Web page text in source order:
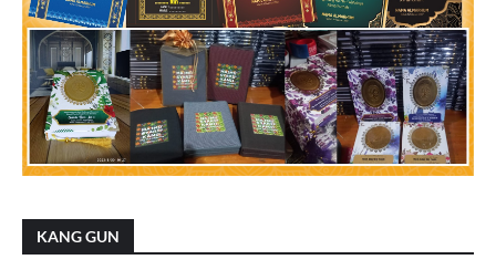
KANG GUN